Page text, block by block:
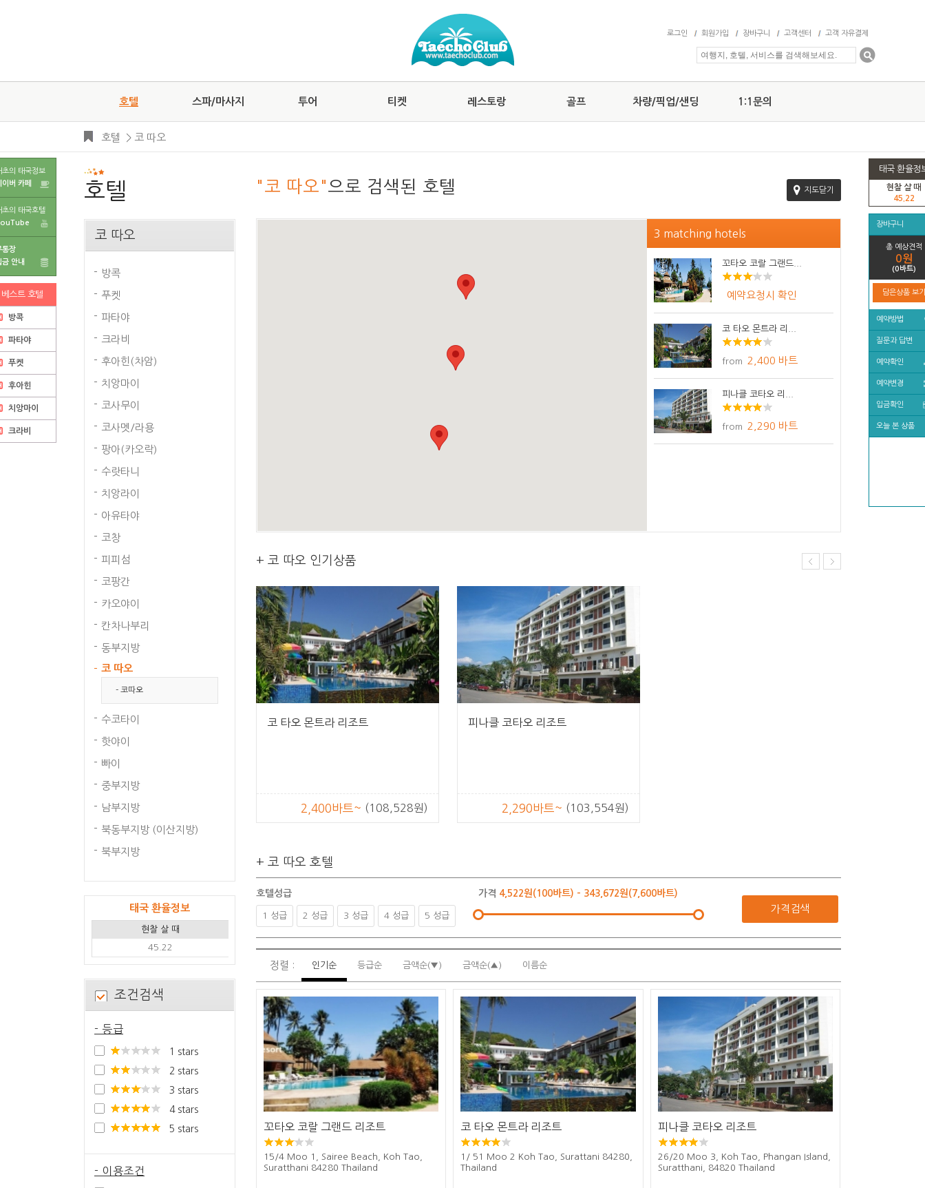
태국 환율정
현찰 살 때
45.22
장바구니
총 예상견적
0원
(0바트)
담은상품 보기
예약방법
질문과 답변
예약확인
예약변경
입금확인
오늘 본 상품
초의 태국정보
이버 카페
초의 태국호텔
통장
금 안내
베스트 호텔
방콕
파타야
푸켓
후아힌
치앙마이
크라비
로그인 회원가입 장바구니 고객센터 고객 자유결제
호텔 스파/마사지 투어 티켓 레스토랑 골프 차량/픽업/샌딩 1:1문의
호텔 > 코 따오
호텔
코 따오
방콕
푸켓
파타야
크라비
후아힌(차암)
치앙마이
코사무이
코사멧/라용
팡아(카오락)
수랏타니
치앙라이
아유타야
코창
피피섬
코팡간
카오야이
칸차나부리
동부지방
코 따오
- 코따오
수코타이
핫야이
빠이
중부지방
남부지방
북동부지방 (이산지방)
북부지방
태국 환율정보
현찰 살 때
45.22
조건검색
- 등급
1 stars
2 stars
3 stars
4 stars
5 stars
- 이용조건
"코 따오"으로 검색된 호텔 지도닫기
3 matching hotels
꼬타오 코랄 그랜드...
예약요청시 확인
코 타오 몬트라 리...
from 2,400 바트
피나클 코타오 리...
from 2,290 바트
+ 코 따오 인기상품
코 타오 몬트라 리조트
2,400바트~ (108,528원)
피나클 코타오 리조트
2,290바트~ (103,554원)
+ 코 따오 호텔
호텔성급
1 성급 2 성급 3 성급 4 성급 5 성급
가격 4,522원(100바트) - 343,672원(7,600바트)
가격검색
정렬 : 인기순 등급순 금액순(▼) 금액순(▲) 이름순
꼬타오 코랄 그랜드 리조트
15/4 Moo 1, Sairee Beach, Koh Tao,
Suratthani 84280 Thailand
코 타오 몬트라 리조트
1/ 51 Moo 2 Koh Tao, Surattani 84280,
Thailand
피나클 코타오 리조트
26/20 Moo 3, Koh Tao, Phangan Island,
Suratthani, 84820 Thailand